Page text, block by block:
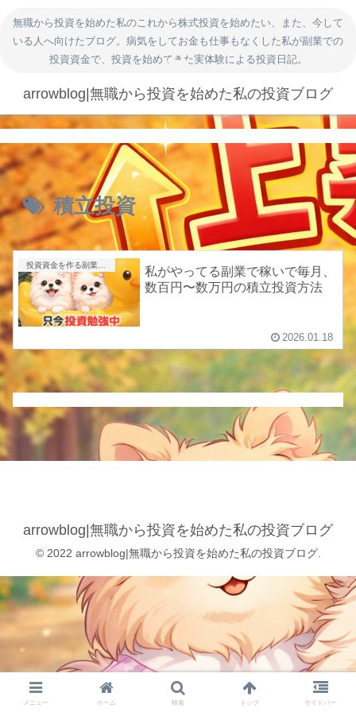
無職から投資を始めた私のこれから株式投資を始めたい、また、今して
いる人へ向けたブログ。病気をしてお金も仕事もなくした私が副業での
投資資金で、投資を始めてきた実体験による投資日記。
arrowblog|無職から投資を始めた私の投資ブログ
積立投資
投資資金を作る副業|ポイ活・アンケート・得意を売る
私がやってる副業で稼いで毎月、
数百円〜数万円の積立投資方法
2026.01.18
arrowblog|無職から投資を始めた私の投資ブログ
© 2022 arrowblog|無職から投資を始めた私の投資ブログ.
メニュー ホーム 検索 トップ サイドバー